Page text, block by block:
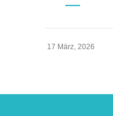
17 März, 2026